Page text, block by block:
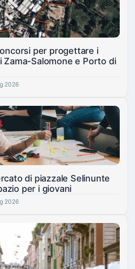
per progettare i
Zama-Salomone e Porto di
2026
di piazzale Selinunte
per i giovani
2026